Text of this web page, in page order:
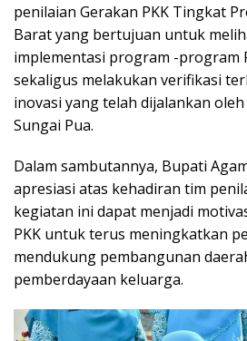
penilaian Gerakan PKK Tingkat
Barat yang bertujuan untuk
implementasi program -program
sekaligus melakukan verifikasi
inovasi yang telah dijalankan
Sungai Pua.
Dalam sambutannya, Bupati
apresiasi atas kehadiran tim
kegiatan ini dapat menjadi
PKK untuk terus meningkatkan
mendukung pembangunan
pemberdayaan keluarga.